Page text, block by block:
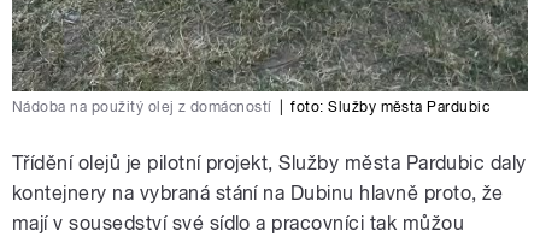
Nádoba na použitý olej z domácností foto: Služby města Pardubic
Třídění olejů je pilotní projekt, Služby města Pardubic daly
kontejnery na vybraná stání na Dubinu hlavně proto, že
mají v sousedství své sídlo a pracovníci tak můžou